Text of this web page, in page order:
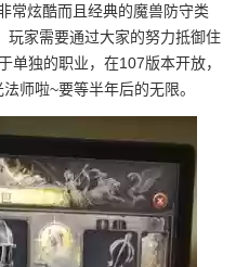
常炫酷而且经典的魔兽防守类
玩家需要通过大家的努力抵御住
单独的职业，在107版本开放，
师啦~要等半年后的无限。